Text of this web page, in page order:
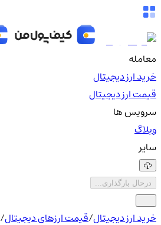
معامله
خرید ارز دیجیتال
قیمت ارز دیجیتال
سرویس ها
وبلاگ
سایر
درحال بارگذاری...
خرید ارز دیجیتال/قیمت ارزهای دیجیتال/